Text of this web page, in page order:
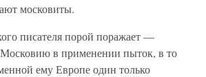
московиты.
писателя порой поражает —
Московию в применении пыток, в то
ему Европе один только